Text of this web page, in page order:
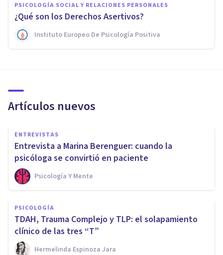
PSICOLOGÍA SOCIAL Y RELACIONES PERSONALES
¿Qué son los Derechos Asertivos?
Instituto Europeo De Psicología Positiva
Artículos nuevos
ENTREVISTAS
Entrevista a Marina Berenguer: cuando la
psicóloga se convirtió en paciente
Psicología Y Mente
PSICOLOGÍA
TDAH, Trauma Complejo y TLP: el solapamiento
clínico de las tres “T”
Hermelinda Espinoza Jara